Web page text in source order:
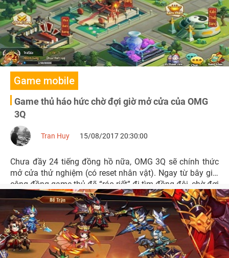
Game mobile
Game thủ háo hức chờ đợi giờ mở cửa của OMG
3Q
Tran Huy 15/08/2017 20:30:00
Chưa đầy 24 tiếng đồng hồ nữa, OMG 3Q sẽ chính thức
mở cửa thử nghiệm (có reset nhân vật). Ngay từ bây giờ,
cộng đồng game thủ đã “ráo riết” đi tìm đồng đội, chờ đợi
thời điểm sờ tận tay tựa game đấu tướng chiến thuật đặc
sắc này.